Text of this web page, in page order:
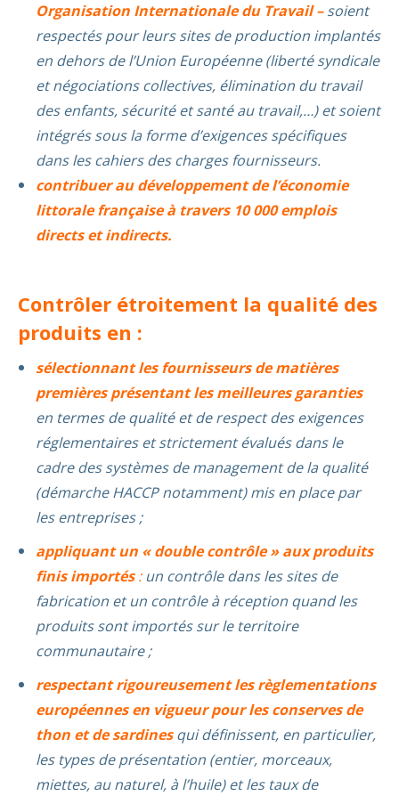
Organisation Internationale du Travail –soient
respectés pour leurs sites de production implantés
en dehors de l’Union Européenne (liberté syndicale
et négociations collectives, élimination du travail
des enfants, sécurité et santé au travail,…) et soient
intégrés sous la forme d’exigences spécifiques
dans les cahiers des charges fournisseurs.
contribuer au développement de l’économie
littorale française à travers 10 000 emplois
directs et indirects.
Contrôler étroitement la qualité des
produits en :
sélectionnant les fournisseurs de matières
premières présentant les meilleures garanties
en termes de qualité et de respect des exigences
réglementaires et strictement évalués dans le
cadre des systèmes de management de la qualité
(démarche HACCP notamment) mis en place par
les entreprises ;
appliquant un « double contrôle » aux produits
finis importés:un contrôle dans les sites de
fabrication et un contrôle à réception quand les
produits sont importés sur le territoire
communautaire ;
respectant rigoureusement les règlementations
européennes en vigueur pour les conserves de
thon et de sardinesqui définissent, en particulier,
les types de présentation (entier, morceaux,
miettes, au naturel, à l’huile) et les taux de